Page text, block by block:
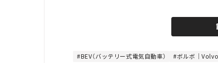
BEV（バッテリー式電気自動車） ボルボ｜Volvo